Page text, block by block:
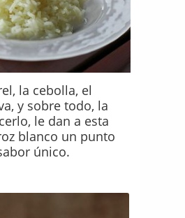
la cebolla, el
y sobre todo, la
le dan a esta
blanco un punto
único.